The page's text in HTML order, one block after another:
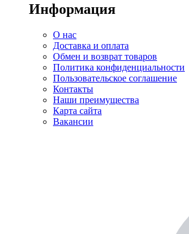
Информация
О нас
Доставка и оплата
Обмен и возврат товаров
Политика конфиденциальности
Пользовательское соглашение
Контакты
Наши преимущества
Карта сайта
Вакансии